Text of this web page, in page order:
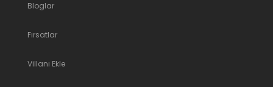
Bloglar
Fırsatlar
Villanı Ekle